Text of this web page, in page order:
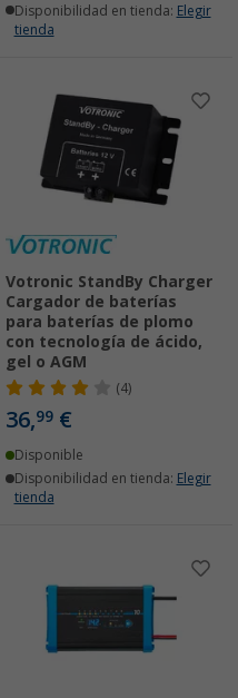
Disponibilidad en tienda: Elegir
tienda
Votronic StandBy Charger
Cargador de baterías
para baterías de plomo
con tecnología de ácido,
gel o AGM
(4)
36,99 €
Disponible
Disponibilidad en tienda: Elegir
tienda